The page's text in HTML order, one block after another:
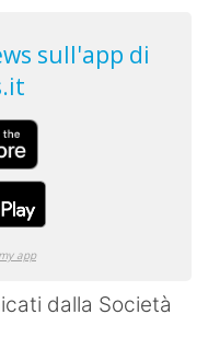
dalla Società